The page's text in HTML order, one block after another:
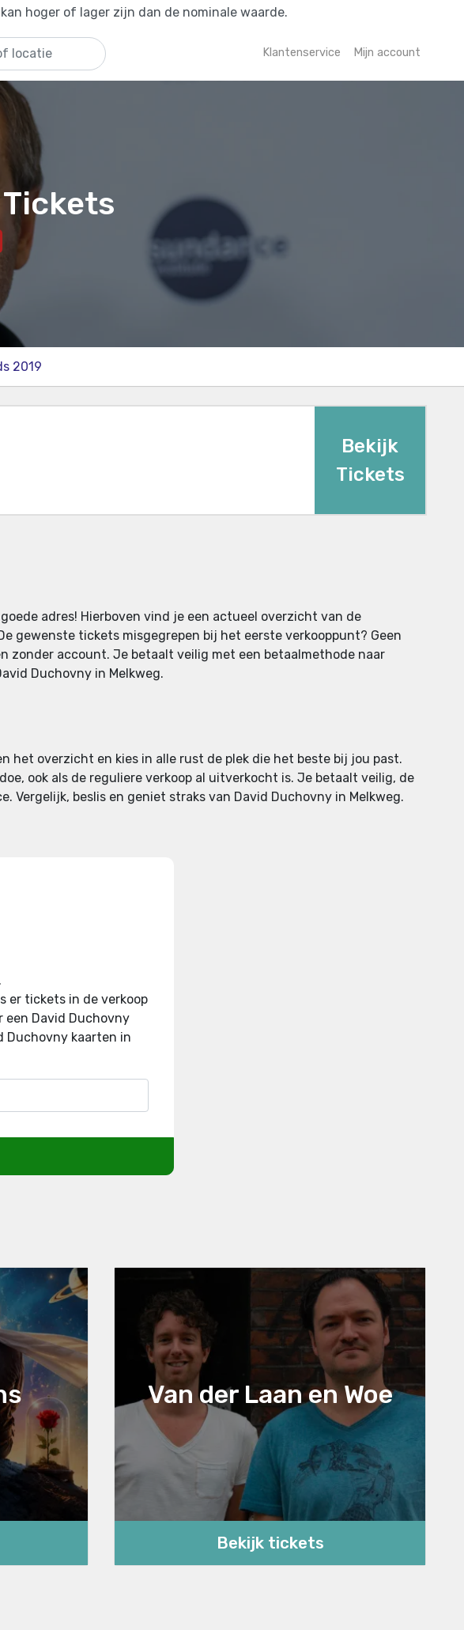
hoger of lager zijn dan de nominale waarde.
Klantenservice Mijn account
2019
Bekijk
Tickets
adres! Hierboven vind je een actueel overzicht van de
gewenste tickets misgegrepen bij het eerste verkooppunt? Geen
zonder account. Je betaalt veilig met een betaalmethode naar
Duchovny in Melkweg.
het overzicht en kies in alle rust de plek die het beste bij jou past.
ook als de reguliere verkoop al uitverkocht is. Je betaalt veilig, de
Vergelijk, beslis en geniet straks van David Duchovny in Melkweg.
er tickets in de verkoop
een David Duchovny
Duchovny kaarten in
Van der Laan en Woe
Bekijk tickets